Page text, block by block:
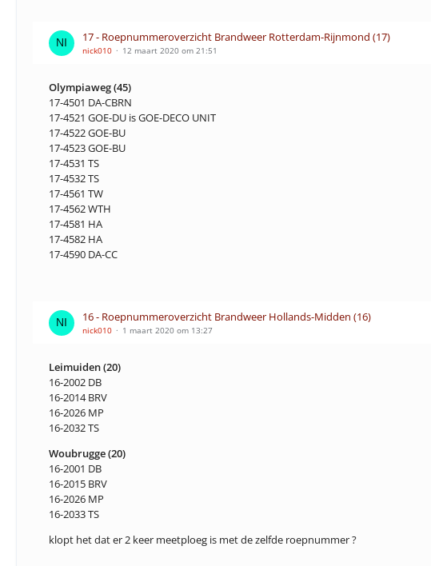
17 - Roepnummeroverzicht Brandweer Rotterdam-Rijnmond (17)
nick010 12 maart 2020 om 21:51
Olympiaweg (45)
17-4501 DA-CBRN
17-4521 GOE-DU is GOE-DECO UNIT
17-4522 GOE-BU
17-4523 GOE-BU
17-4531 TS
17-4532 TS
17-4561 TW
17-4562 WTH
17-4581 HA
17-4582 HA
17-4590 DA-CC
16 - Roepnummeroverzicht Brandweer Hollands-Midden (16)
nick010 1 maart 2020 om 13:27
Leimuiden (20)
16-2002 DB
16-2014 BRV
16-2026 MP
16-2032 TS
Woubrugge (20)
16-2001 DB
16-2015 BRV
16-2026 MP
16-2033 TS
klopt het dat er 2 keer meetploeg is met de zelfde roepnummer ?